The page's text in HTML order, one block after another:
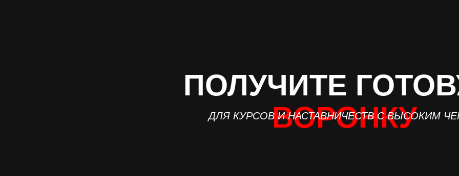
ПОЛУЧИТЕ
ВОРОНКУ
ДЛЯ КУРСОВ И НАСТАВНИЧЕСТВ С ВЫСОКИМ